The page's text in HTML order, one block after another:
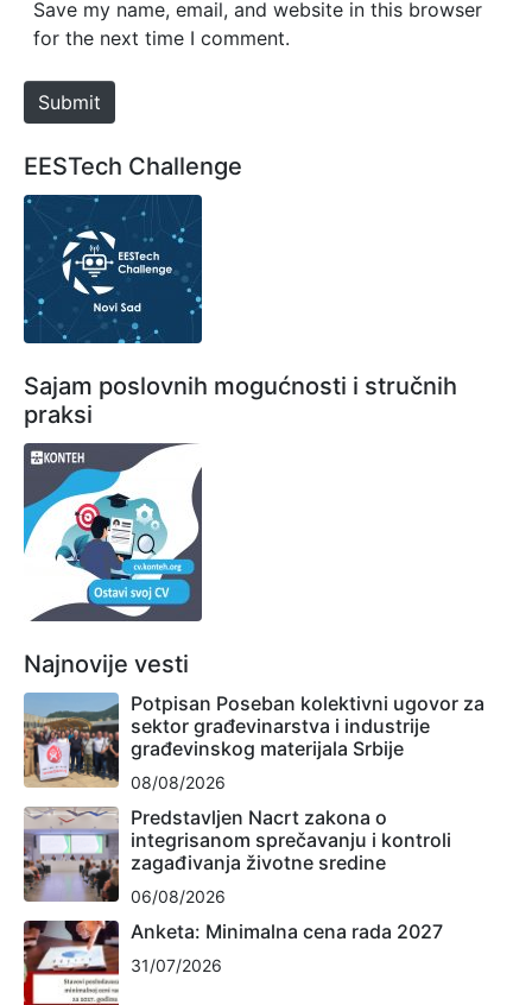
e
Save my name, email, and website in this browser
for the next time I comment.
Submit
EESTech Challenge
Sajam poslovnih mogućnosti i stručnih
praksi
Najnovije vesti
Potpisan Poseban kolektivni ugovor za
sektor građevinarstva i industrije
građevinskog materijala Srbije
08/08/2026
Predstavljen Nacrt zakona o
integrisanom sprečavanju i kontroli
zagađivanja životne sredine
06/08/2026
Anketa: Minimalna cena rada 2027
31/07/2026